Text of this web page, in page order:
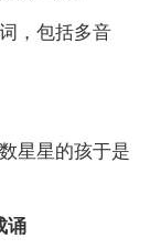
，包括多音
星星的孩于是
诵